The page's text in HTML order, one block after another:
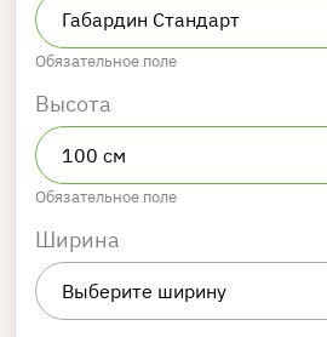
Обязательное поле
Высота
Обязательное поле
Ширина